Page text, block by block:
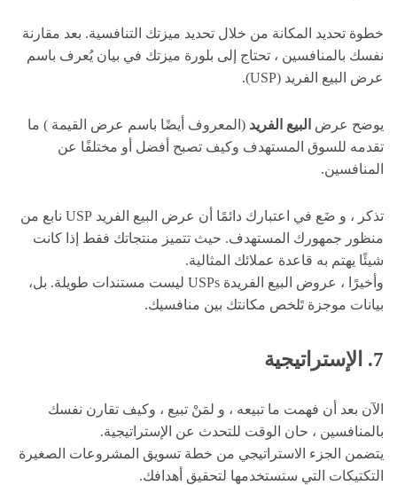
خطوة تحديد المكانة من خلال تحديد ميزتك التنافسية. بعد مقارنة
نفسك بالمنافسين ، تحتاج إلى بلورة ميزتك في بيان يُعرف باسم
عرض البيع الفريد (USP).
يوضح عرض البيع الفريد (المعروف أيضًا باسم عرض القيمة ) ما
تقدمه للسوق المستهدف وكيف تصبح أفضل أو مختلفًا عن
المنافسين.
تذكر ، و ضَع في اعتبارك دائمًا أن عرض البيع الفريد USP نابع من
منظور جمهورك المستهدف. حيث تتميز منتجاتك فقط إذا كانت
شيئًا يهتم به قاعدة عملائك المثالية.
وأخيرًا ، عروض البيع الفريدة USPs ليست مستندات طويلة. بل،
بيانات موجزة تَلخص مكانتك بين منافسيك.
7. الإستراتيجية
الآن بعد أن فهمت ما تبيعه ، و لمَنْ تبيع ، وكيف تقارن نفسك
بالمنافسين ، حان الوقت للتحدث عن الإستراتيجية.
يتضمن الجزء الاستراتيجي من خطة تسويق المشروعات الصغيرة
التكتيكات التي ستستخدمها لتحقيق أهدافك.